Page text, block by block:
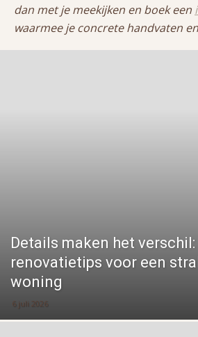
dan met je meekijken en boek een
waarmee je concrete handvaten
Details maken het verschil:
renovatietips voor een
woning
6 juli 2026